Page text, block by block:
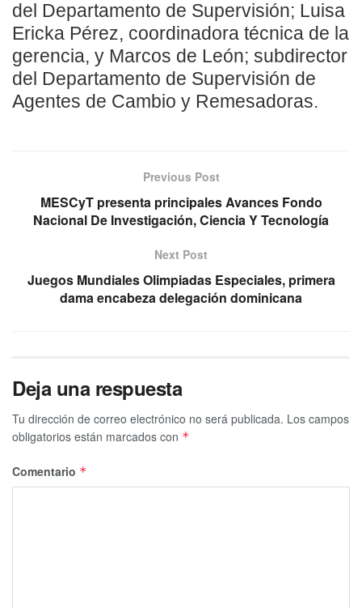
del Departamento de Supervisión; Luisa
Ericka Pérez, coordinadora técnica de la
gerencia, y Marcos de León; subdirector
del Departamento de Supervisión de
Agentes de Cambio y Remesadoras.
Previous Post
MESCyT presenta principales Avances Fondo
Nacional De Investigación, Ciencia Y Tecnología
Next Post
Juegos Mundiales Olimpiadas Especiales, primera
dama encabeza delegación dominicana
Deja una respuesta
Tu dirección de correo electrónico no será publicada. Los campos
obligatorios están marcados con *
Comentario *